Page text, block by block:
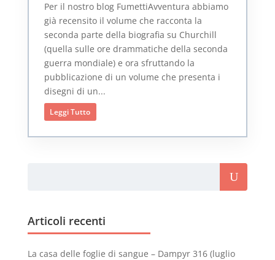
Per il nostro blog FumettiAvventura abbiamo
già recensito il volume che racconta la
seconda parte della biografia su Churchill
(quella sulle ore drammatiche della seconda
guerra mondiale) e ora sfruttando la
pubblicazione di un volume che presenta i
disegni di un...
Leggi Tutto
Articoli recenti
La casa delle foglie di sangue – Dampyr 316 (luglio